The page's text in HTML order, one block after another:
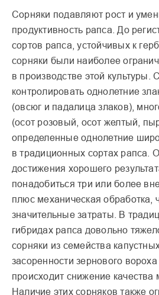
Сорняки подавляют рост и
продуктивность рапса. До
сортов рапса, устойчивых к
сорняки были наиболее
в производстве этой культуры.
контролировать однолетние
(овсюг и падалица злаков),
(осот розовый, осот желтый,
определенные однолетние
в традиционных сортах рапса.
достижения хорошего
понадобиться три или более
плюс механическая обработка,
значительные затраты. В
гибридах рапса довольно
сорняки из семейства
засоренности зернового
происходит снижение качества
Наличие этих сорняков также